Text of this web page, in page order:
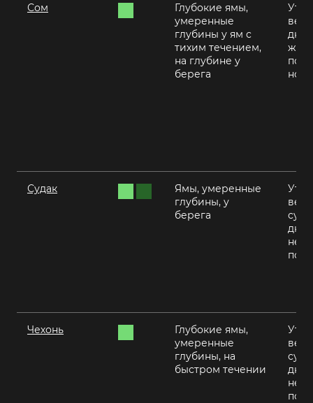
Сом
Глубокие ямы,
умеренные
глубины у ям с
тихим течением,
на глубине у
берега
Судак
Ямы, умеренные
глубины, у
берега
Чехонь
Глубокие ямы,
умеренные
глубины, на
быстром течении